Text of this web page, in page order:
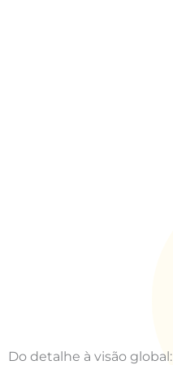
Do detalhe à visão